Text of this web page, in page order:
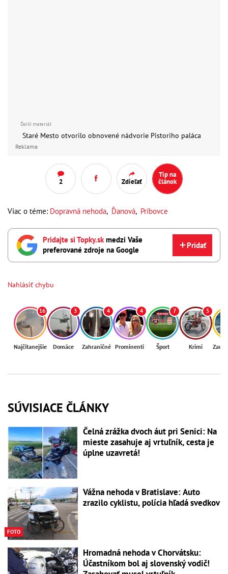
Reklama
2 Zdieľať
Tip na
článok
Viac o téme: Dopravná nehoda, Ďanová, Príbovce
Pridajte si Topky.skmedzi Vaše
preferované zdroje na Google
Pridať
Nahlásiť chybu
16
Najčítanejšie
3
Domáce
4
Zahraničné
4
Prominenti
7
Šport
5
Krimi
SÚVISIACE ČLÁNKY
Čelná zrážka dvoch áut pri Senici: Na
mieste zasahuje aj vrtuľník, cesta je
úplne uzavretá!
FOTO
Vážna nehoda v Bratislave: Auto
zrazilo cyklistu, polícia hľadá svedkov
Hromadná nehoda v Chorvátsku:
Účastníkom bol aj slovenský vodič!